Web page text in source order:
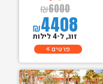
₪6000
₪4408
זוג, ל-4 לילות
פרטים